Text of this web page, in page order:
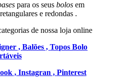
para os seusbolos em
e redondas .
de nossa loja online
,Balões ,Topos Bolo
, Instagran , Pinterest